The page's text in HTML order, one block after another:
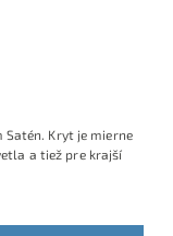
Kryt je mierne
a tiež pre krajší